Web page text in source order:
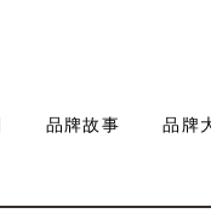
品牌故事 品牌